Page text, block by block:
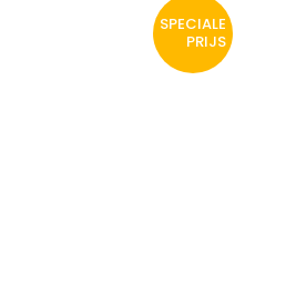
SPECIALE
PRIJS